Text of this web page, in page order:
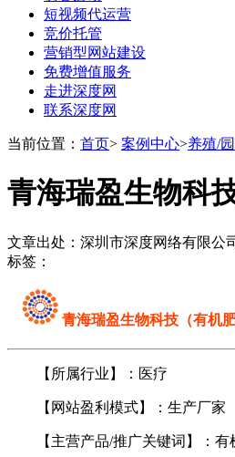
短视频代运营
竞价托管
营销型网站建设
免费增值服务
走进深度网
联系深度网
当前位置： 首页> 案例中心>养殖/
青海瑞盈生物科
文章出处：深圳市深度网络有限公
标签：
青海瑞盈生物科技（有机
【所属行业】：医疗
【网站盈利模式】：生产厂家
【主营产品/推广关键词】：有